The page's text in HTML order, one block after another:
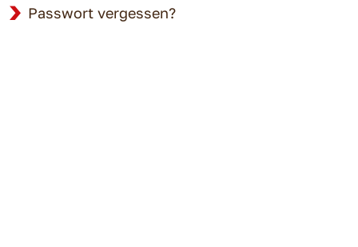
Passwort vergessen?